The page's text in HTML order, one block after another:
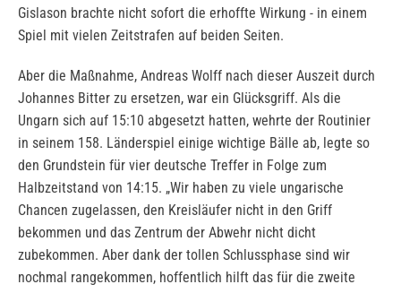
Gislason brachte nicht sofort die erhoffte Wirkung - in einem
Spiel mit vielen Zeitstrafen auf beiden Seiten.
Aber die Maßnahme, Andreas Wolff nach dieser Auszeit durch
Johannes Bitter zu ersetzen, war ein Glücksgriff. Als die
Ungarn sich auf 15:10 abgesetzt hatten, wehrte der Routinier
in seinem 158. Länderspiel einige wichtige Bälle ab, legte so
den Grundstein für vier deutsche Treffer in Folge zum
Halbzeitstand von 14:15. „Wir haben zu viele ungarische
Chancen zugelassen, den Kreisläufer nicht in den Griff
bekommen und das Zentrum der Abwehr nicht dicht
zubekommen. Aber dank der tollen Schlussphase sind wir
nochmal rangekommen, hoffentlich hilft das für die zweite